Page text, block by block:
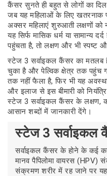
कैंसर सुनते ही बहुत से लोगों का
जब यह महिलाओं के लिए खतरनाक
अक्सर महिलाएं शुरुआती लक्षणों
यह सिर्फ मासिक धर्म या
पहुंचता है, तो लक्षण और भी स्पष्ट
स्टेज 3 सर्वाइकल कैंसर का मतलब
चुका है और पेल्विक क्षेत्र तक पहुंच
तक नहीं फैला है, फिर भी यह
और इलाज से इस बीमारी को
स्टेज 3 सर्वाइकल कैंसर के लक्षण,
आसान शब्दों में जानकारी देंगे।
स्टेज 3 सर्वाइकल
सर्वाइकल कैंसर के होने के कई
मानव पैपिलोमा वायरस
संक्रमण शरीर में रह जाने पर